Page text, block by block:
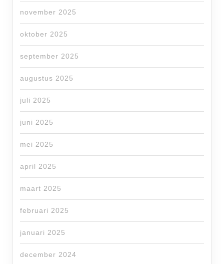
november 2025
oktober 2025
september 2025
augustus 2025
juli 2025
juni 2025
mei 2025
april 2025
maart 2025
februari 2025
januari 2025
december 2024